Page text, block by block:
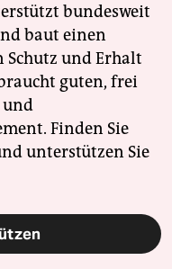
bundesweit
baut einen
Schutz und Erhalt
guten, frei
und
Finden Sie
unterstützen Sie